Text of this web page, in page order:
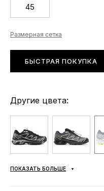
45
Размерная сетка
БЫСТРАЯ ПОКУПКА
Другие цвета:
ПОКАЗАТЬ БОЛЬШЕ